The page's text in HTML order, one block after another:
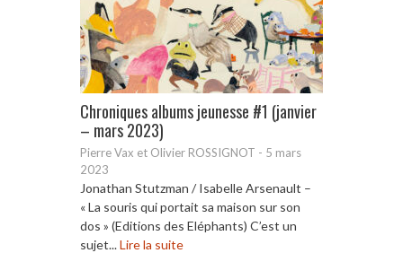
Chroniques albums jeunesse #1 (janvier
– mars 2023)
Pierre Vax et Olivier ROSSIGNOT - 5 mars
2023
Jonathan Stutzman / Isabelle Arsenault –
« La souris qui portait sa maison sur son
dos » (Editions des Eléphants) C’est un
sujet...Lire la suite